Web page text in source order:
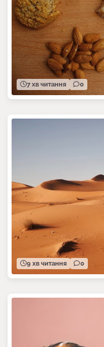
7 хв читання 0
9 хв читання 0